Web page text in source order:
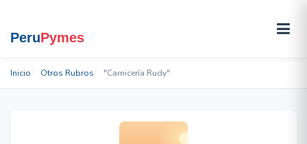
Inicio Otros Rubros "Carnicería Rudy"